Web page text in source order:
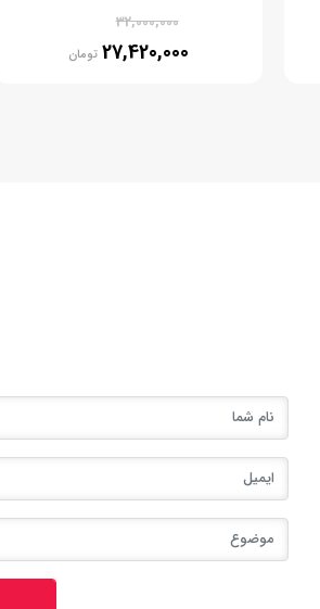
32,000,000
27,420,000 تومان